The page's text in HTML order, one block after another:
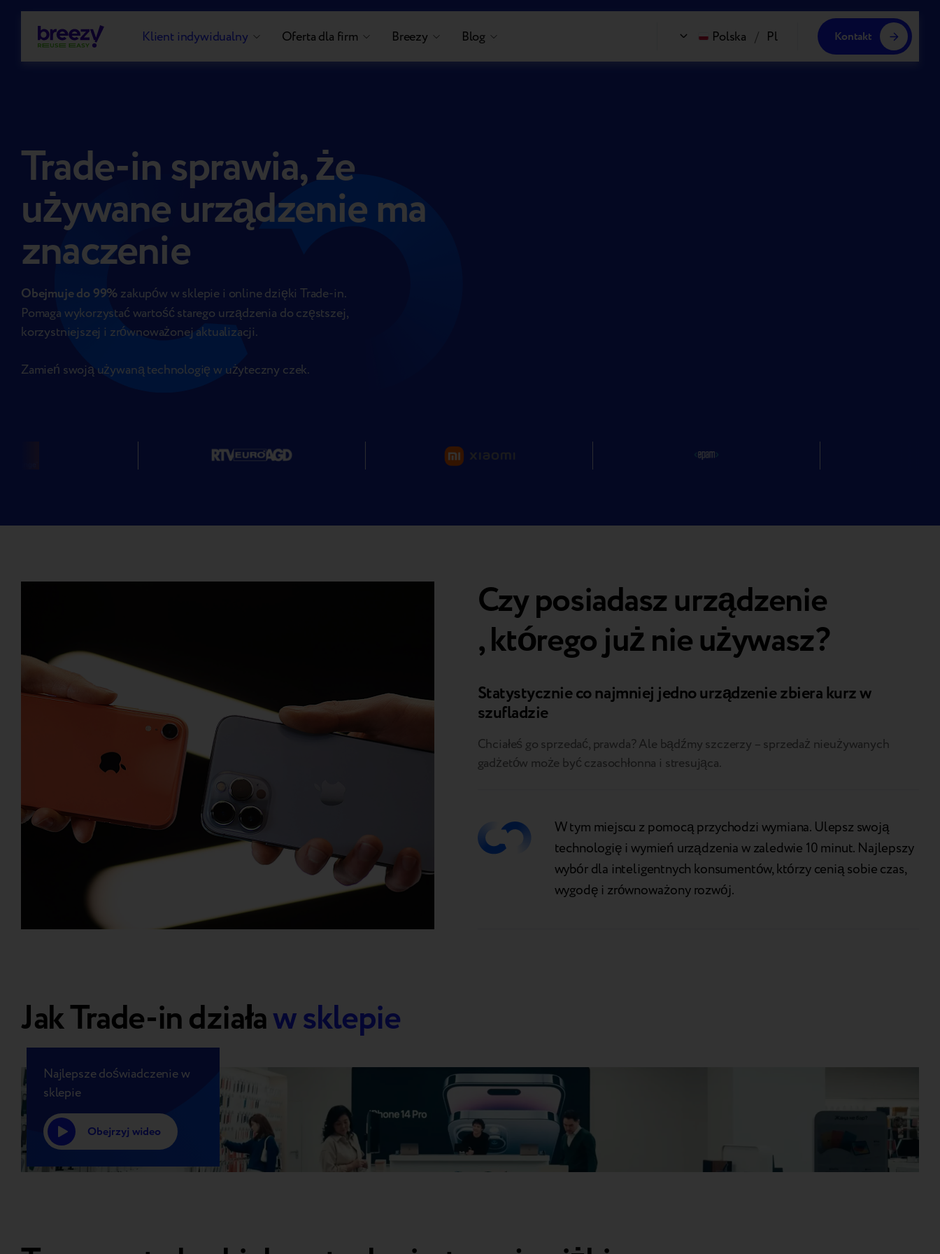
Klient indywidualny Oferta dla firm Breezy Blog Polska / Pl Kontakt
Trade-in sprawia, że
używane urządzenie ma
znaczenie
Obejmuje do 99% zakupów w sklepie i online dzięki Trade-in.
Pomaga wykorzystać wartość starego urządzenia do częstszej,
korzystniejszej i zrównoważonej aktualizacji.
Zamień swoją używaną technologię w użyteczny czek.
Czy posiadasz urządzenie
, którego już nie używasz?
Statystycznie co najmniej jedno urządzenie zbiera kurz w
szufladzie
Chciałeś go sprzedać, prawda? Ale bądźmy szczerzy – sprzedaż nieużywanych
gadżetów może być czasochłonna i stresująca.
W tym miejscu z pomocą przychodzi wymiana. Ulepsz swoją
technologię i wymień urządzenia w zaledwie 10 minut. Najlepszy
wybór dla inteligentnych konsumentów, którzy cenią sobie czas,
wygodę i zrównoważony rozwój.
Jak Trade-in działaw sklepie
Najlepsze doświadczenie w
sklepie
Obejrzyj wideo